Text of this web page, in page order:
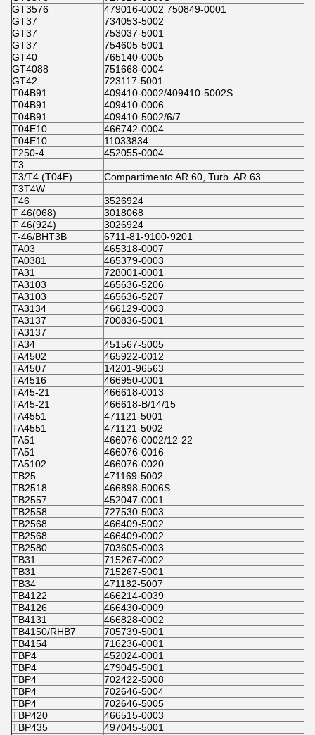
GT3576
479016-0002 750849-0001
GT37
734053-5002
GT37
753037-5001
GT37
754605-5001
GT40
765140-0005
GT4088
751668-0004
GT42
723117-5001
T04B91
409410-0002/409410-5002S
T04B91
409410-0006
T04B91
409410-5002/6/7
T04E10
466742-0004
T04E10
11033834
T250-4
452055-0004
T3
T3/T4 (T04E)
Compartimento AR.60, Turb. AR.63
T3T4W
T46
3526924
T 46(068)
3018068
T 46(924)
3026924
T-46/BHT3B
6711-81-9100-9201
TA03
465318-0007
TA0381
465379-0003
TA31
728001-0001
TA3103
465636-5206
TA3103
465636-5207
TA3134
466129-0003
TA3137
700836-5001
TA3137
TA34
451567-5005
TA4502
465922-0012
TA4507
14201-96563
TA4516
466950-0001
TA45-21
466618-0013
TA45-21
466618-B/14/15
TA4551
471121-5001
TA4551
471121-5002
TA51
466076-0002/12-22
TA51
466076-0016
TA5102
466076-0020
TB25
471169-5002
TB2518
466898-5006S
TB2557
452047-0001
TB2558
727530-5003
TB2568
466409-5002
TB2568
466409-0002
TB2580
703605-0003
TB31
715267-0002
TB31
715267-5001
TB34
471182-5007
TB4122
466214-0039
TB4126
466430-0009
TB4131
466828-0002
TB4150/RHB7
705739-5001
TB4154
716236-0001
TBP4
452024-0001
TBP4
479045-5001
TBP4
702422-5008
TBP4
702646-5004
TBP4
702646-5005
TBP420
466515-0003
TBP435
497045-5001